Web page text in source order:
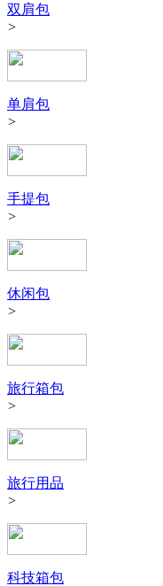
双肩包
>
单肩包
>
手提包
>
休闲包
>
旅行箱包
>
旅行用品
>
科技箱包